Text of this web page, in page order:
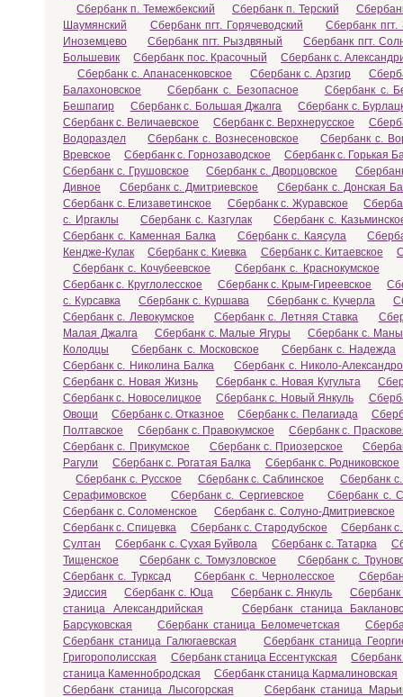
Сбербанк п. Темежбекский
Сбербанк п. Терский
Шаумянский
Сбербанк пгт. Горячеводский
Сбербанк
Иноземцево
Сбербанк пгт. Рыздвяный
Сбербанк пгт.
Большевик
Сбербанк пос. Красочный
Сбербанк с.
Сбербанк с. Апанасенковское
Сбербанк с. Арзгир
Балахоновское
Сбербанк с. Безопасное
Сбербанк с.
Бешпагир
Сбербанк с. Большая Джалга
Сбербанк с.
Сбербанк с. Величаевское
Сбербанк с. Верхнерусское
Водораздел
Сбербанк с. Вознесеновское
Сбербанк с.
Вревское
Сбербанк с. Горнозаводское
Сбербанк с. Горькая
Сбербанк с. Грушовское
Сбербанк с. Дворцовское
Дивное
Сбербанк с. Дмитриевское
Сбербанк с. Донская
Сбербанк с. Елизаветинское
Сбербанк с. Журавское
с. Иргаклы
Сбербанк с. Казгулак
Сбербанк с.
Сбербанк с. Каменная Балка
Сбербанк с. Каясула
Кендже-Кулак
Сбербанк с. Киевка Сбербанк с. Китаевское
Сбербанк с. Кочубеевское
Сбербанк с. Краснокумское
Сбербанк с. Круглолесское
Сбербанк с. Крым-Гиреевское
с. Курсавка
Сбербанк с. Куршава Сбербанк с. Кучерла
Сбербанк с. Левокумское
Сбербанк с. Летняя Ставка
Малая Джалга
Сбербанк с. Малые Ягуры
Сбербанк с.
Колодцы
Сбербанк с. Московское
Сбербанк с. Надежда
Сбербанк с. Николина Балка
Сбербанк с. Николо-
Сбербанк с. Новая Жизнь
Сбербанк с. Новая Кугульта
Сбербанк с. Новоселицкое
Сбербанк с. Новый Янкуль
Овощи
Сбербанк с. Отказное Сбербанк с. Пелагиада
Полтавское
Сбербанк с. Правокумское
Сбербанк с.
Сбербанк с. Прикумское
Сбербанк с. Приозерское
Рагули
Сбербанк с. Рогатая Балка
Сбербанк с. Родниковское
Сбербанк с. Русское
Сбербанк с. Саблинское
Сбербанк
Серафимовское
Сбербанк с. Сергиевское
Сбербанк с.
Сбербанк с. Соломенское
Сбербанк с. Солуно-Дмитриевское
Сбербанк с. Спицевка
Сбербанк с. Стародубское
Сбербанк
Султан
Сбербанк с. Сухая Буйвола Сбербанк с. Татарка
Тищенское
Сбербанк с. Томузловское
Сбербанк с.
Сбербанк с. Турксад
Сбербанк с. Чернолесское
Эдиссия
Сбербанк с. Юца Сбербанк с. Янкуль
Сбербанк
станица Александрийская
Сбербанк станица
Барсуковская
Сбербанк станица Беломечетская
Сбербанк станица Галюгаевская
Сбербанк станица
Григорополисская
Сбербанк станица Ессентукская
Сбербанк
станица Каменнобродская
Сбербанк станица Кармалиновская
Сбербанк станица Лысогорская
Сбербанк станица